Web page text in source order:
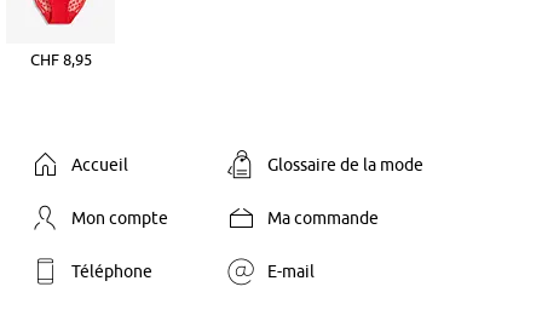
CHF 8,95
Accueil Glossaire de la mode
Mon compte Ma commande
Téléphone E-mail